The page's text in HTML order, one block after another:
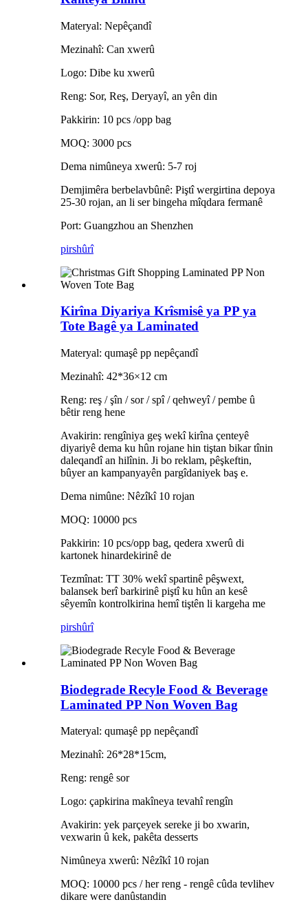
Materyal: Nepêçandî
Mezinahî: Can xwerû
Logo: Dibe ku xwerû
Reng: Sor, Reş, Deryayî, an yên din
Pakkirin: 10 pcs /opp bag
MOQ: 3000 pcs
Dema nimûneya xwerû: 5-7 roj
Demjimêra berbelavbûnê: Piştî wergirtina depoya
25-30 rojan, an li ser bingeha mîqdara fermanê
Port: Guangzhou an Shenzhen
pirshûrî
Kirîna Diyariya Krîsmisê ya PP ya
Tote Bagê ya Laminated
Materyal: qumaşê pp nepêçandî
Mezinahî: 42*36×12 cm
Reng: reş / şîn / sor / spî / qehweyî / pembe û
bêtir reng hene
Avakirin: rengîniya geş wekî kirîna çenteyê
diyariyê dema ku hûn rojane hin tiştan bikar tînin
daleqandî an hilînin. Ji bo reklam, pêşkeftin,
bûyer an kampanyayên pargîdaniyek baş e.
Dema nimûne: Nêzîkî 10 rojan
MOQ: 10000 pcs
Pakkirin: 10 pcs/opp bag, qedera xwerû di
kartonek hinardekirinê de
Tezmînat: TT 30% wekî spartinê pêşwext,
balansek berî barkirinê piştî ku hûn an kesê
sêyemîn kontrolkirina hemî tiştên li kargeha me
pirshûrî
Biodegrade Recyle Food & Beverage
Laminated PP Non Woven Bag
Materyal: qumaşê pp nepêçandî
Mezinahî: 26*28*15cm,
Reng: rengê sor
Logo: çapkirina makîneya tevahî rengîn
Avakirin: yek parçeyek sereke ji bo xwarin,
vexwarin û kek, pakêta desserts
Nimûneya xwerû: Nêzîkî 10 rojan
MOQ: 10000 pcs / her reng - rengê cûda tevlihev
dikare were danûstandin